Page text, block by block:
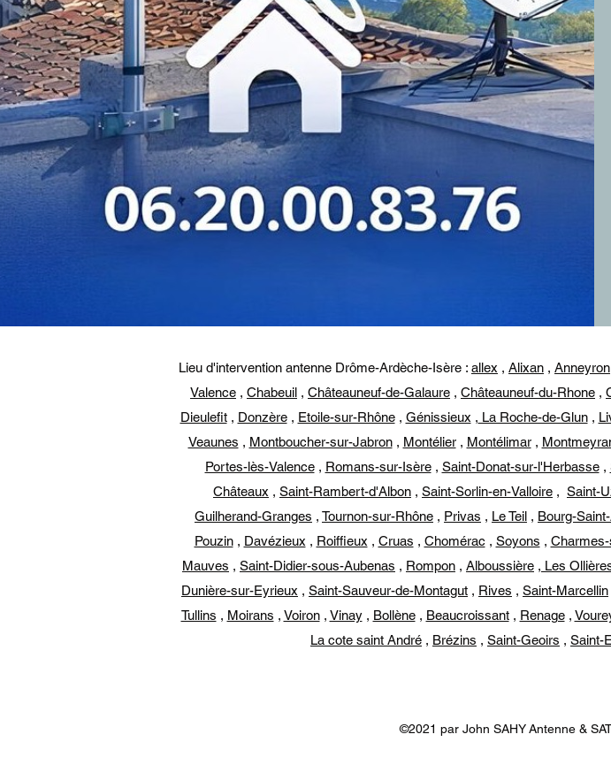
Lieu d'intervention antenne Drôme-Ardèche-Isère : allex , Alixan , Anneyron
Valence , Chabeuil , Châteauneuf-de-Galaure , Châteauneuf-du-Rhone ,
Dieulefit, Donzère, Etoile-sur-Rhône, Génissieux , La Roche-de-Glun,
Veaunes , Montboucher-sur-Jabron, Montélier, Montélimar,
Portes-lès-Valence, Romans-sur-Isère, Saint-Donat-sur-l'Herbasse,
Châteaux , Saint-Rambert-d'Albon , Saint-Sorlin-en-Valloire , Saint-
Guilherand-Granges , Tournon-sur-Rhône , Privas , Le Teil , Bourg-
Pouzin, Davézieux , Roiffieux , Cruas , Chomérac , Soyons ,
Mauves , Saint-Didier-sous-Aubenas , Rompon , Alboussière , Les
Dunière-sur-Eyrieux , Saint-Sauveur-de-Montagut , Rives , Saint-Marcellin
Tullins , Moirans , Voiron, Vinay, Bollène, Beaucroissant, Renage,
La cote saint André , Brézins , Saint-Geoirs , Saint-
©2021 par John SAHY Antenne &